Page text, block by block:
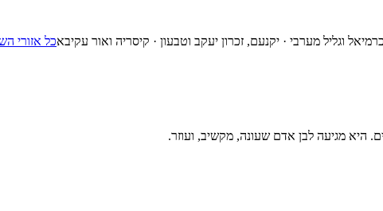
וגליל מערבי · יקנעם, זכרון יעקב וטבעון · קיסריה ואור עקיבאכל אזורי
היא מגיעה לבן אדם שעונה, מקשיב, ועוזר.